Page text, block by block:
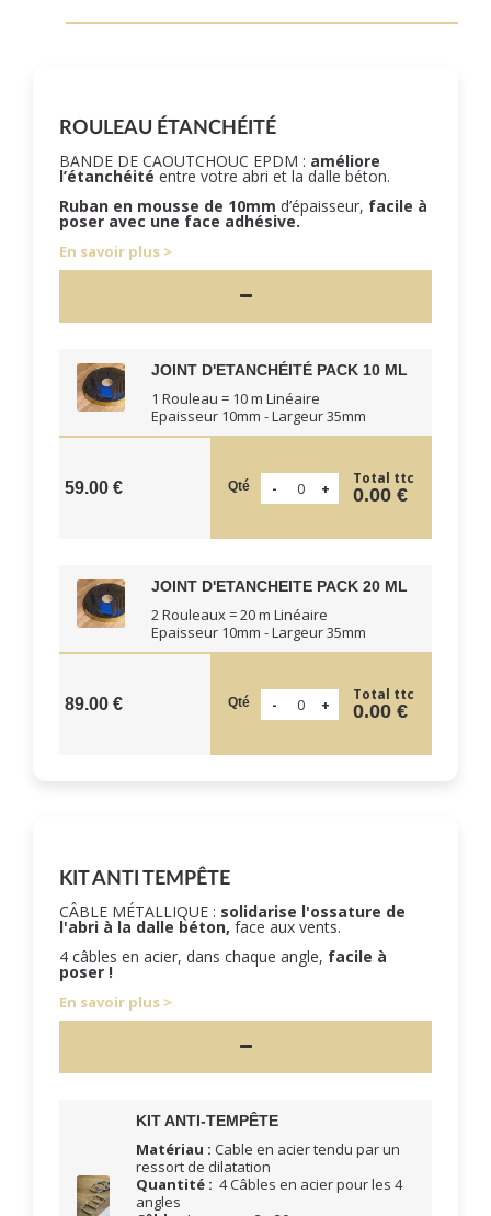
ROULEAU ÉTANCHÉITÉ
BANDE DE CAOUTCHOUC EPDM : améliore
l’étanchéité entre votre abri et la dalle béton.
Ruban en mousse de 10mm d’épaisseur, facile à
poser avec une face adhésive.
En savoir plus
JOINT D'ETANCHÉITÉ PACK 10 ML
1 Rouleau = 10 m Linéaire
Epaisseur 10mm - Largeur 35mm
59.00 € Qté Total ttc
0.00 €
JOINT D'ETANCHEITE PACK 20 ML
2 Rouleaux = 20 m Linéaire
Epaisseur 10mm - Largeur 35mm
89.00 € Qté Total ttc
0.00 €
KIT ANTI TEMPÊTE
CÂBLE MÉTALLIQUE : solidarise l'ossature de
l'abri à la dalle béton, face aux vents.
4 câbles en acier, dans chaque angle, facile à
poser !
En savoir plus
KIT ANTI-TEMPÊTE
Matériau : Cable en acier tendu par un
ressort de dilatation
Quantité : 4 Câbles en acier pour les 4
angles